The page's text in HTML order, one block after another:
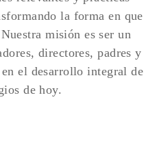
la forma en que
misión es ser un
directores, padres y
el desarrollo integral de
de hoy.